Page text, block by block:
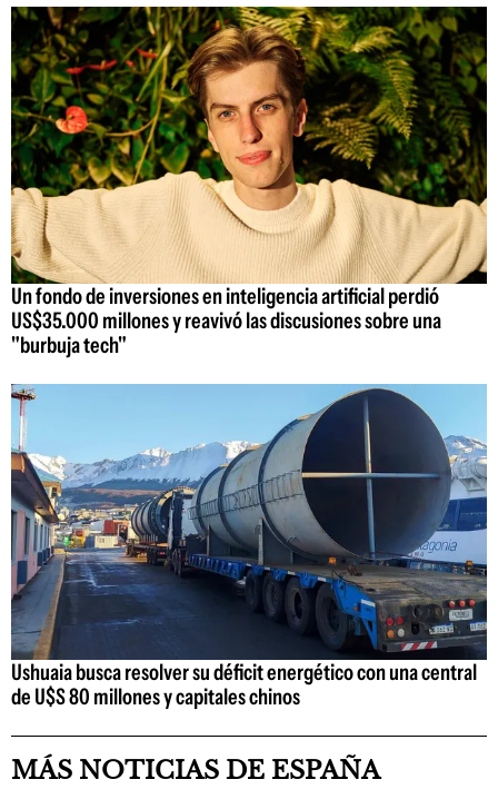
Un fondo de inversiones en inteligencia artificial perdió
US$35.000 millones y reavivó las discusiones sobre una
"burbuja tech"
Ushuaia busca resolver su déficit energético con una central
de U$S 80 millones y capitales chinos
MÁS NOTICIAS DE ESPAÑA